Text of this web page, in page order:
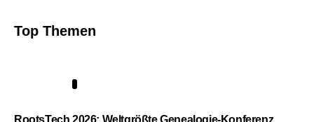
Top Themen
RootsTech 2026: Weltgrößte Genealogie-Konferenz